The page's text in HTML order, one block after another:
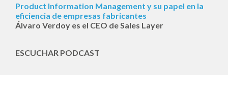
Product Information Management y su papel en la
eficiencia de empresas fabricantes
Álvaro Verdoy es el CEO de Sales Layer
ESCUCHAR PODCAST